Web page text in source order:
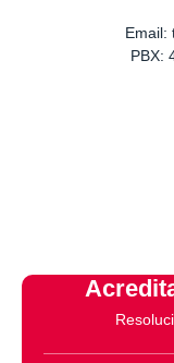
Email:
PBX: